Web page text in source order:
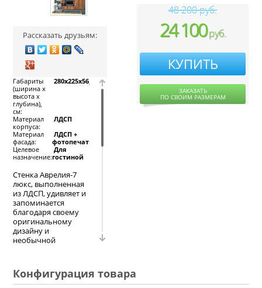
Рассказать друзьям:
Габариты
(ширина х
высота х
глубина),
см:
280x225x56,
Материал
корпуса:
ЛДСП
Материал
фасада:
ЛДСП +
фотопечать
Целевое
назначение:
Для
гостиной
Стенка Аврелия-7
люкс, выполненная
из ЛДСП, удивляет и
запоминается
благодаря своему
оригинальному
дизайну и
необычной
оригинальность
придаёт необычный
48 200 руб.
24 100руб.
КУПИТЬ
ЗАКАЗАТЬ
ПО СВОИМ РАЗМЕРАМ
Конфигурация товара